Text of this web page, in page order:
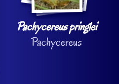
Pachycereus pringlei
Pachycereus